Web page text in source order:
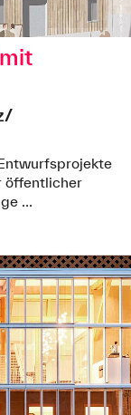
öffentlicher
...